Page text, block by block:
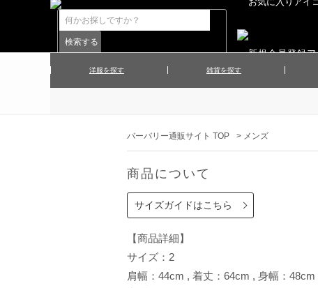
洋服を探す
▲レディースワンピース ▲レディースス
雑貨を探す
▲アクセサリー
▲マフラー／ストール
▲その他
バーバリー通販サイト TOP > メンズ
商品について
サイズガイドはこちら
【商品詳細】
サイズ：2
肩幅：44cm , 着丈：64cm , 身幅：